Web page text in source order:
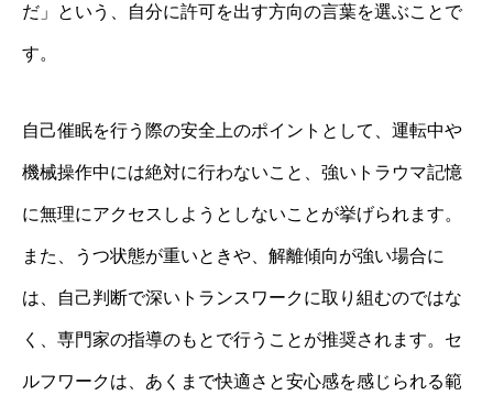
だ」という、自分に許可を出す方向の言葉を選ぶことで
す。
自己催眠を行う際の安全上のポイントとして、運転中や
機械操作中には絶対に行わないこと、強いトラウマ記憶
に無理にアクセスしようとしないことが挙げられます。
また、うつ状態が重いときや、解離傾向が強い場合に
は、自己判断で深いトランスワークに取り組むのではな
く、専門家の指導のもとで行うことが推奨されます。セ
ルフワークは、あくまで快適さと安心感を感じられる範